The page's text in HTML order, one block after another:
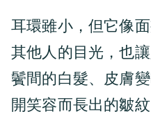
耳環雖小，但它像
其他人的目光，也
鬢間的白髮、皮膚
開笑容而長出的皺紋